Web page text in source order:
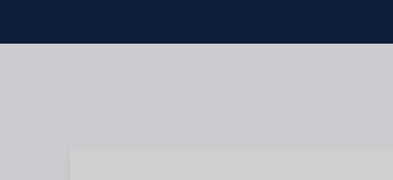
Skip to main content